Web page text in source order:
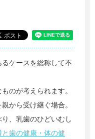
ケースを総称して不
のが考えられます。
から受け継ぐ場合。
、乳歯のひどいむし
と歯の健康・体の健